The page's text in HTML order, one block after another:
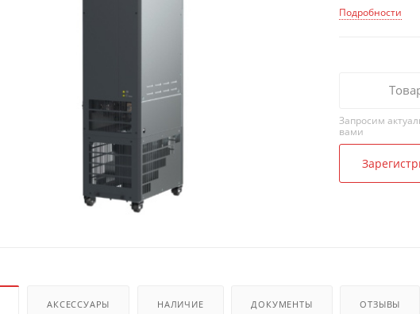
Подробности
Запросим
вами
АКСЕССУАРЫ НАЛИЧИЕ ДОКУМЕНТЫ ОТЗЫВЫ